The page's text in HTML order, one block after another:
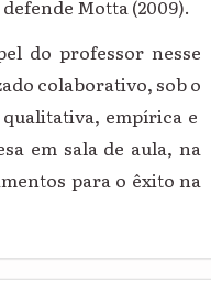
Motta (2009).
do professor nesse
colaborativo, sob o
empírica e
em sala de aula, na
para o êxito na